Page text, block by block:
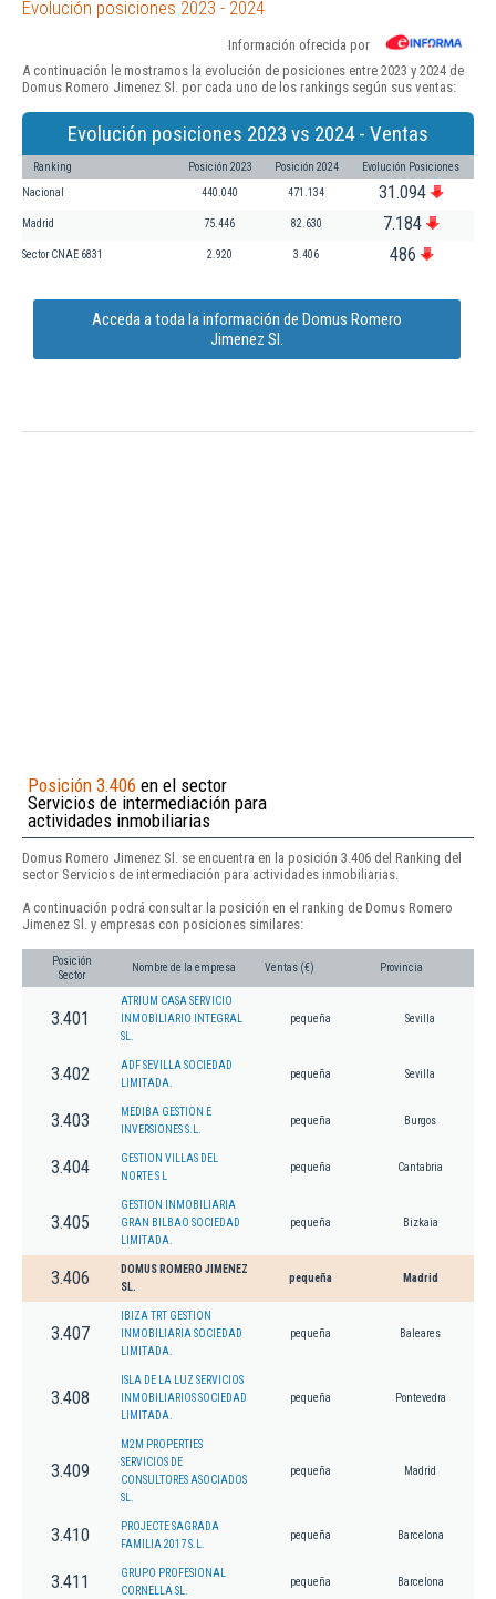
Evolución posiciones 2023 - 2024
Información ofrecida por
A continuación le mostramos la evolución de posiciones entre 2023 y 2024 de
Domus Romero Jimenez Sl. por cada uno de los rankings según sus ventas:
Evolución posiciones 2023 vs 2024 - Ventas
Ranking Posición 2023 Posición 2024 Evolución Posiciones
Nacional 440.040 471.134 31.094
Madrid 75.446 82.630 7.184
Sector CNAE 6831 2.920 3.406 486
Acceda a toda la información de Domus Romero
Jimenez Sl.
Posición 3.406 en el sector
Servicios de intermediación para
actividades inmobiliarias
Domus Romero Jimenez Sl. se encuentra en la posición 3.406 del Ranking del
sector Servicios de intermediación para actividades inmobiliarias.
A continuación podrá consultar la posición en el ranking de Domus Romero
Jimenez Sl. y empresas con posiciones similares:
Posición
Sector
Nombre de la empresa Ventas (€) Provincia
3.401
ATRIUM CASA SERVICIO
INMOBILIARIO INTEGRAL
SL.
pequeña Sevilla
3.402
ADF SEVILLA SOCIEDAD
LIMITADA.
pequeña Sevilla
3.403
MEDIBA GESTION E
INVERSIONES S.L.
pequeña Burgos
3.404
GESTION VILLAS DEL
NORTE S L
pequeña Cantabria
3.405
GESTION INMOBILIARIA
GRAN BILBAO SOCIEDAD
LIMITADA.
pequeña Bizkaia
3.406
DOMUS ROMERO JIMENEZ
SL.
pequeña Madrid
3.407
IBIZA TRT GESTION
INMOBILIARIA SOCIEDAD
LIMITADA.
pequeña Baleares
3.408
ISLA DE LA LUZ SERVICIOS
INMOBILIARIOS SOCIEDAD
LIMITADA.
pequeña Pontevedra
3.409
M2M PROPERTIES
SERVICIOS DE
CONSULTORES ASOCIADOS
SL.
pequeña Madrid
3.410
PROJECTE SAGRADA
FAMILIA 2017 S.L.
pequeña Barcelona
3.411
GRUPO PROFESIONAL
CORNELLA SL.
pequeña Barcelona